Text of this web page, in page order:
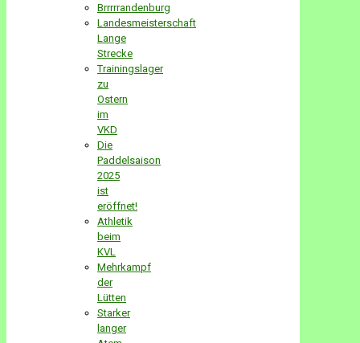
Brrrrrandenburg
Landesmeisterschaft
Lange
Strecke
Trainingslager
zu
Ostern
im
VKD
Die
Paddelsaison
2025
ist
eröffnet!
Athletik
beim
KVL
Mehrkampf
der
Lütten
Starker
langer